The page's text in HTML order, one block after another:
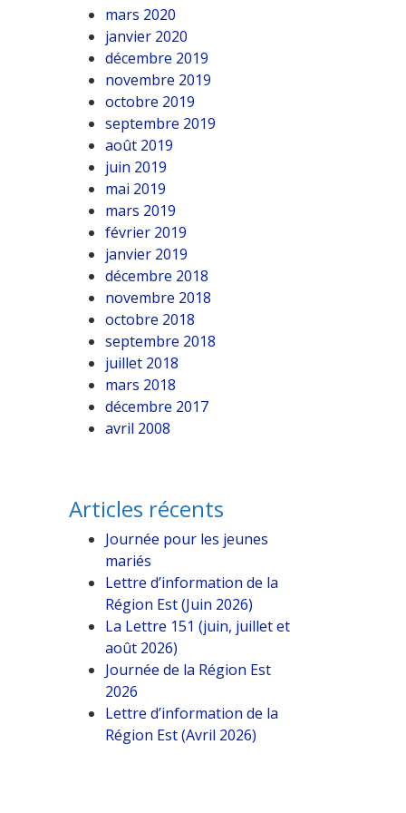
mars 2020
janvier 2020
décembre 2019
novembre 2019
octobre 2019
septembre 2019
août 2019
juin 2019
mai 2019
mars 2019
février 2019
janvier 2019
décembre 2018
novembre 2018
octobre 2018
septembre 2018
juillet 2018
mars 2018
décembre 2017
avril 2008
Articles récents
Journée pour les jeunes
mariés
Lettre d’information de la
Région Est (Juin 2026)
La Lettre 151 (juin, juillet et
août 2026)
Journée de la Région Est
2026
Lettre d’information de la
Région Est (Avril 2026)